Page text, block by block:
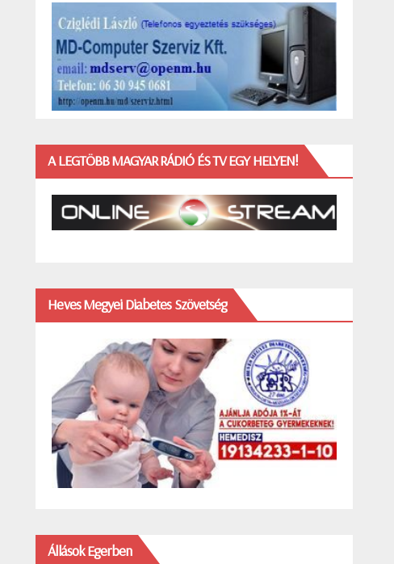
A LEGTÖBB MAGYAR RÁDIÓ ÉS TV EGY HELYEN!
Heves Megyei Diabetes Szövetség
Állások Egerben